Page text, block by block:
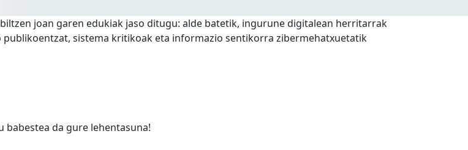
joan garen edukiak jaso ditugu: alde batetik, ingurune digitalean herritarrak
sistema kritikoak eta informazio sentikorra zibermehatxuetatik
babestea da gure lehentasuna!